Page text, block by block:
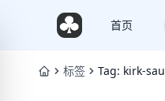
首页
标签 Tag: kirk-